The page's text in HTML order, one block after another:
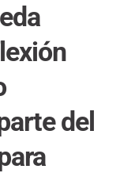
del